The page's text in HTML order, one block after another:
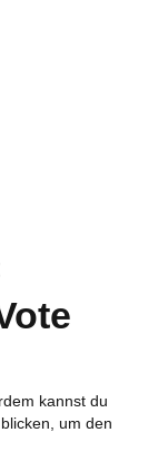
kannst du
blicken, um den